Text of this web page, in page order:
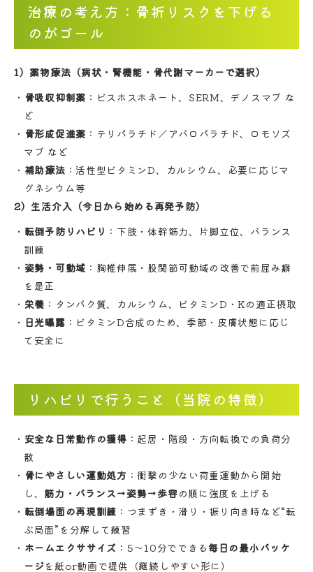
治療の考え方：骨折リスクを下げる
のがゴール
1）薬物療法（病状・腎機能・骨代謝マーカーで選択）
骨吸収抑制薬 ：ビスホスホネート、SERM、デノスマブ な
ど
骨形成促進薬 ：テリパラチド／アバロパラチド、ロモソズ
マブ など
補助療法 ：活性型ビタミンD、カルシウム、必要に応じマ
グネシウム等
2）生活介入（今日から始める再発予防）
転倒予防リハビリ ：下肢・体幹筋力、片脚立位、バランス
訓練
姿勢・可動域 ：胸椎伸展・股関節可動域の改善で前屈み癖
を是正
栄養 ：タンパク質、カルシウム、ビタミンD・Kの適正摂取
日光曝露 ：ビタミンD合成のため、季節・皮膚状態に応じ
て安全に
リハビリで行うこと（当院の特徴）
安全な日常動作の獲得 ：起居・階段・方向転換での負荷分
散
骨にやさしい運動処方 ：衝撃の少ない荷重運動から開始
し、 筋力・バランス→姿勢→歩容の順に強度を上げる
転倒場面の再現訓練 ：つまずき・滑り・振り向き時など“転
ぶ局面”を分解して練習
ホームエクササイズ ：5〜10分でできる毎日の最小パッケ
ージを紙or動画で提供（継続しやすい形に）